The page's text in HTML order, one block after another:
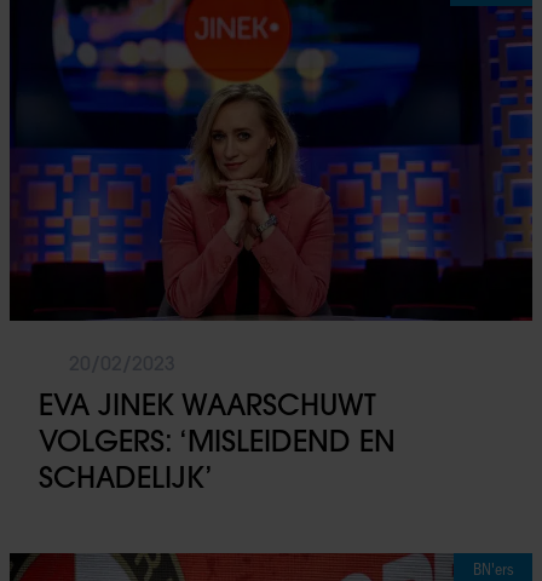
EVA JINEK WAARSCHUWT
VOLGERS: ‘MISLEIDEND EN
SCHADELIJK’
BN'ers